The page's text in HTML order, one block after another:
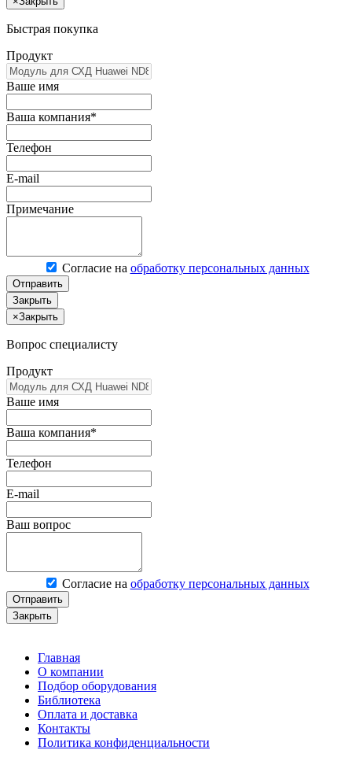
Быстрая покупка
Продукт
Ваше имя
Ваша компания*
Телефон
E-mail
Примечание
Согласие на обработку персональных данных
Отправить
Закрыть
×Закрыть
Вопрос специалисту
Продукт
Ваше имя
Ваша компания*
Телефон
E-mail
Ваш вопрос
Согласие на обработку персональных данных
Отправить
Закрыть
Главная
О компании
Подбор оборудования
Библиотека
Оплата и доставка
Контакты
Политика конфиденциальности